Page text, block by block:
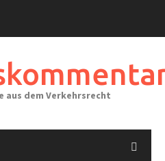
aus dem Verkehrsrecht